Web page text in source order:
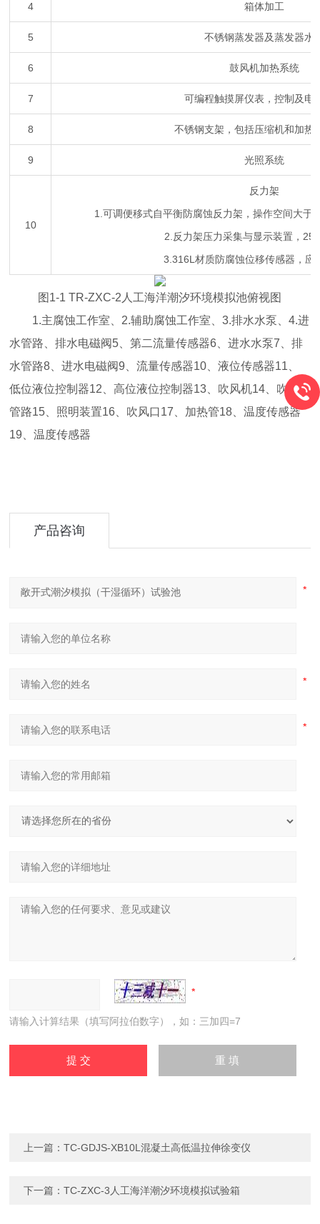
4 箱体加工
5 不锈钢蒸发器及蒸发器水
6 鼓风机加热系统
7 可编程触摸屏仪表，控制及电
8 不锈钢支架，包括压缩机和加热
9 光照系统
10
反力架
1.可调便移式自平衡防腐蚀反力架，操作空间大于
2.反力架压力采集与显示装置，25
3.316L材质防腐蚀位移传感器，应
图1-1 TR-ZXC-2人工海洋潮汐环境模拟池俯视图
1.主腐蚀工作室、2.辅助腐蚀工作室、3.排水水泵、4.进
水管路、排水电磁阀5、第二流量传感器6、进水水泵7、排
水管路8、进水电磁阀9、流量传感器10、液位传感器11、
低位液位控制器12、高位液位控制器13、吹风机14、吹风
管路15、照明装置16、吹风口17、加热管18、温度传感器
19、温度传感器
产品咨询
请输入计算结果（填写阿拉伯数字），如：三加四=7
上一篇：TC-GDJS-XB10L混凝土高低温拉伸徐变仪
下一篇：TC-ZXC-3人工海洋潮汐环境模拟试验箱